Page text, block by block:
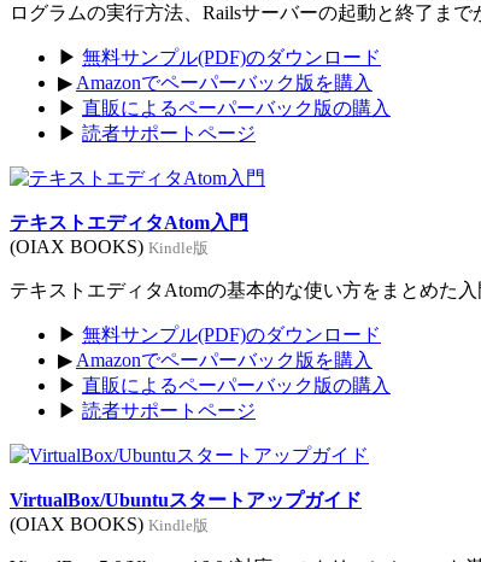
ログラムの実行方法、Railsサーバーの起動と終了まで
▶ 無料サンプル(PDF)のダウンロード
▶ Amazonでペーパーバック版を購入
▶ 直販によるペーパーバック版の購入
▶ 読者サポートページ
テキストエディタAtom入門
(OIAX BOOKS) Kindle版
テキストエディタAtomの基本的な使い方をまとめた
▶ 無料サンプル(PDF)のダウンロード
▶ Amazonでペーパーバック版を購入
▶ 直販によるペーパーバック版の購入
▶ 読者サポートページ
VirtualBox/Ubuntuスタートアップガイド
(OIAX BOOKS) Kindle版